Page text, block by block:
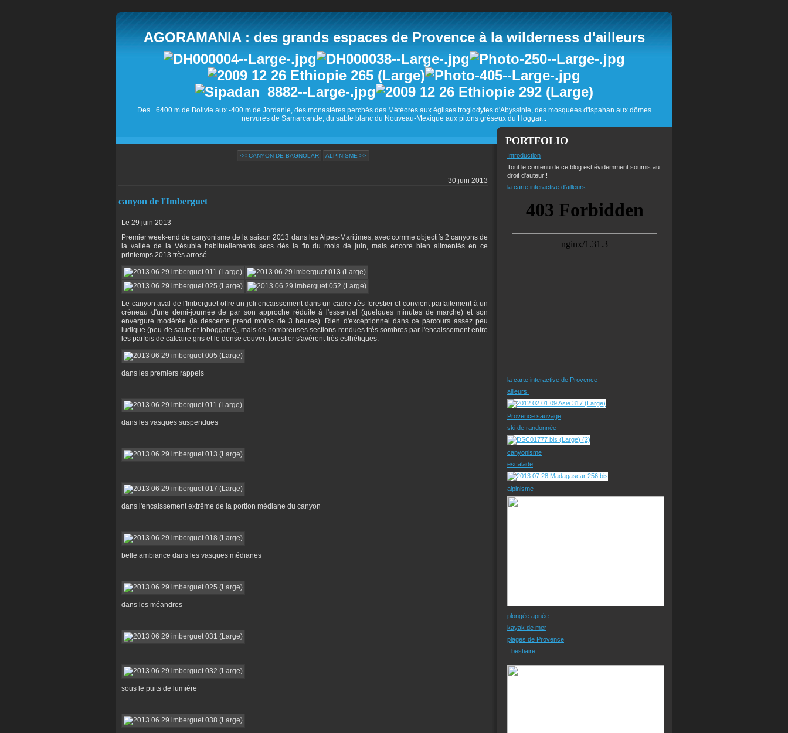
AGORAMANIA : des grands espaces de Provence à la wilderness d'ailleurs
Des +6400 m de Bolivie aux -400 m de Jordanie, des monastères perchés des Météores aux églises troglodytes d'Abyssinie, des mosquées d'Ispahan aux dômes
nervurés de Samarcande, du sable blanc du Nouveau-Mexique aux pitons gréseux du Hoggar...
<< CANYON DE BAGNOLAR ALPINISME >>
30 juin 2013
canyon de l'Imberguet
Le 29 juin 2013
Premier week-end de canyonisme de la saison 2013 dans les Alpes-Maritimes, avec comme objectifs 2 canyons de
la vallée de la Vésubie habituellements secs dès la fin du mois de juin, mais encore bien alimentés en ce
printemps 2013 très arrosé.
Le canyon aval de l'Imberguet offre un joli encaissement dans un cadre très forestier et convient parfaitement à un
créneau d'une demi-journée de par son approche réduite à l'essentiel (quelques minutes de marche) et son
envergure modérée (la descente prend moins de 3 heures). Rien d'exceptionnel dans ce parcours assez peu
ludique (peu de sauts et toboggans), mais de nombreuses sections rendues très sombres par l'encaissement entre
les parfois de calcaire gris et le dense couvert forestier s'avèrent très esthétiques.
dans les premiers rappels
dans les vasques suspendues
dans l'encaissement extrême de la portion médiane du canyon
belle ambiance dans les vasques médianes
dans les méandres
sous le puits de lumière
PORTFOLIO
Introduction
Tout le contenu de ce blog est évidemment soumis au
droit d'auteur !
la carte interactive d'ailleurs
la carte interactive de Provence
ailleurs
Provence sauvage
ski de randonnée
canyonisme
escalade
alpinisme
plongée apnée
kayak de mer
plages de Provence
bestiaire